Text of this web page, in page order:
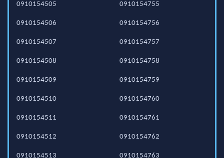
0910154505
0910154506
0910154507
0910154508
0910154509
0910154510
0910154511
0910154512
0910154513
0910154755
0910154756
0910154757
0910154758
0910154759
0910154760
0910154761
0910154762
0910154763